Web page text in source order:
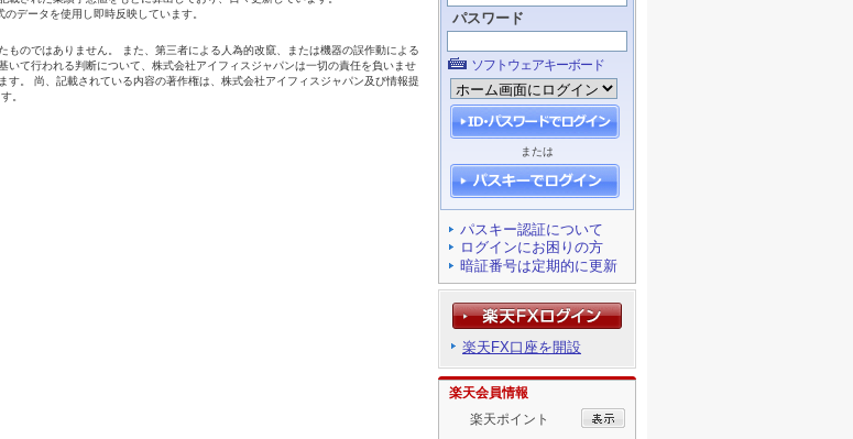
パスワード
ソフトウェアキーボード
または
パスキー認証について
ログインにお困りの方
暗証番号は定期的に更新
楽天FX口座を開設
楽天会員情報
楽天ポイント